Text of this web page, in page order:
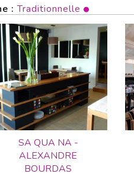
:Traditionnelle
SA QUA NA -
ALEXANDRE
BOURDAS